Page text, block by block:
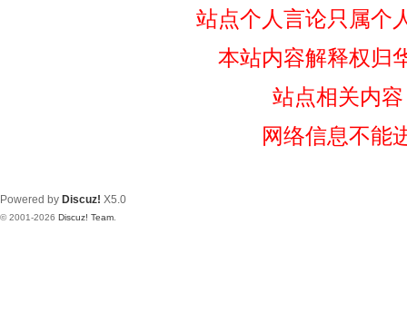
站点个人言论只属个
本站内容解释权归
站点相关内
网络信息不能
Powered by Discuz! X5.0
© 2001-2026 Discuz! Team